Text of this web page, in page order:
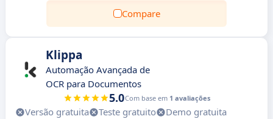
Compare
Klippa
Automação Avançada de
OCR para Documentos
5.0Com base em 1 avaliações
Versão gratuita Teste gratuito
Demo gratuita